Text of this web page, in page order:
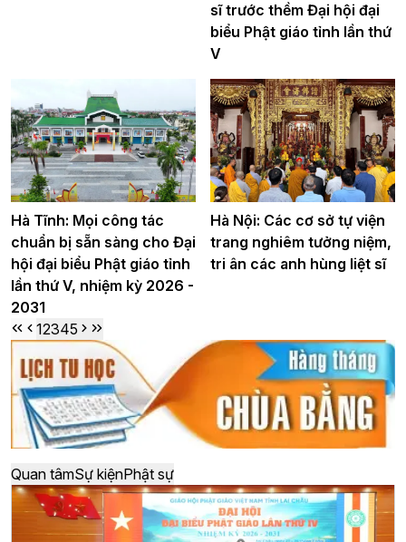
sĩ trước thềm Đại hội đại
biểu Phật giáo tỉnh lần thứ
V
Hà Tĩnh: Mọi công tác
chuẩn bị sẵn sàng cho Đại
hội đại biểu Phật giáo tỉnh
lần thứ V, nhiệm kỳ 2026 -
2031
Hà Nội: Các cơ sở tự viện
trang nghiêm tưởng niệm,
tri ân các anh hùng liệt sĩ
12345
Quan tâmSự kiệnPhật sự